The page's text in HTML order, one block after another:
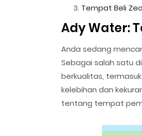
Tempat Beli
Ady Water:
Anda sedang
Sebagai salah satu
berkualitas,
kelebihan dan
tentang tempat